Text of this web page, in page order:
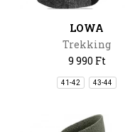
LOWA
Trekking
9 990 Ft
41-42 43-44